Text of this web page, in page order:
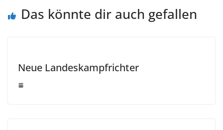
Das könnte dir auch gefallen
Neue Landeskampfrichter